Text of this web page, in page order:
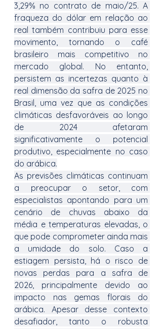
3,29% no contrato de maio/25. A
fraqueza do dólar em relação ao
real também contribuiu para esse
movimento, tornando o café
brasileiro mais competitivo no
mercado global. No entanto,
persistem as incertezas quanto à
real dimensão da safra de 2025 no
Brasil, uma vez que as condições
climáticas desfavoráveis ao longo
de 2024 afetaram
significativamente o potencial
produtivo, especialmente no caso
do arábica.
As previsões climáticas continuam
a preocupar o setor, com
especialistas apontando para um
cenário de chuvas abaixo da
média e temperaturas elevadas, o
que pode comprometer ainda mais
a umidade do solo. Caso a
estiagem persista, há o risco de
novas perdas para a safra de
2026, principalmente devido ao
impacto nas gemas florais do
arábica. Apesar desse contexto
desafiador, tanto o robusta